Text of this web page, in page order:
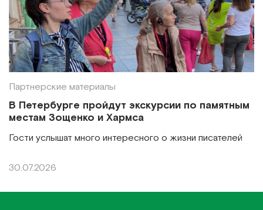
Партнерские материалы
В Петербурге пройдут экскурсии по памятным
местам Зощенко и Хармса
Гости услышат много интересного о жизни писателей
30.07.2026